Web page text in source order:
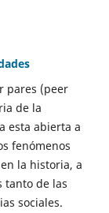
pares (peer
de la
esta abierta a
fenómenos
la historia, a
tanto de las
sociales.